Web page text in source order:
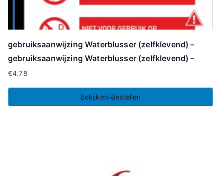
gebruiksaanwijzing Waterblusser (zelfklevend) –
gebruiksaanwijzing Waterblusser (zelfklevend) –
€4.78
Bekijken-Bestellen